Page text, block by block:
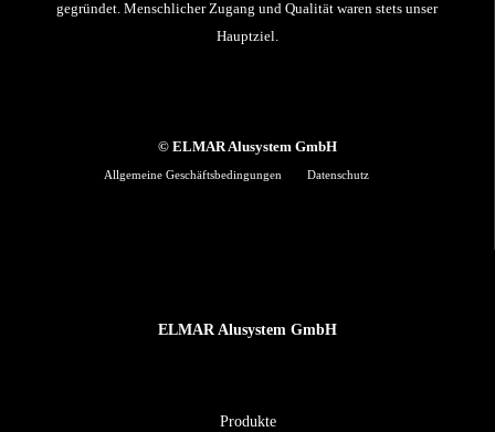
gegründet. Menschlicher Zugang und Qualität waren stets unser
Hauptziel.
© ELMAR Alusystem GmbH
Allgemeine Geschäftsbedingungen Datenschutz
ELMAR Alusystem GmbH
Produkte